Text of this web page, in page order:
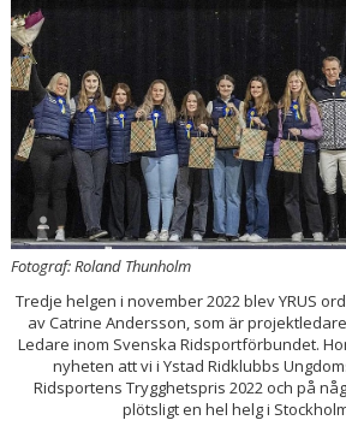
ÅRETS FÖRENING 2023
SPONSORER OCH SAMARBETSPARTNERS
STÖDMEDLEM
KLÄDKOLLEKTION
KALAS YRUS X PINCHOS
KÄPPAHÄSTEN GRAND PRIX
JULSHOW
SCHEMA YRUS AKTIVITETER
Fotograf: Roland Thunholm
Tredje helgen i november 2022 blev YRUS
av Catrine Andersson, som är
Ledare inom Svenska Ridsportförbundet.
nyheten att vi i Ystad Ridklubbs
Ridsportens Trygghetspris 2022 och på
plötsligt en hel helg i